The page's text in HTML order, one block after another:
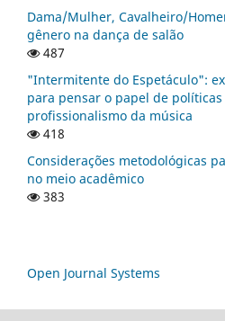
Dama/Mulher, Cavalheiro/
gênero na dança de salão
487
"Intermitente do Espetáculo":
para pensar o papel de
profissionalismo da música
418
Considerações metodológicas
no meio acadêmico
383
Open Journal Systems